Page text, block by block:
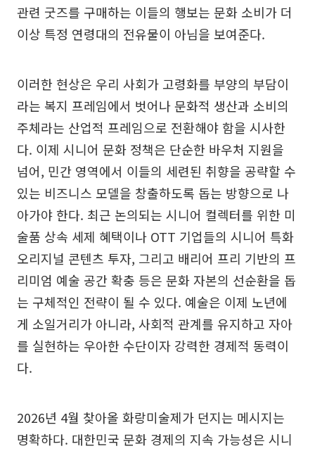
관련 굿즈를 구매하는 이들의 행보는 문화 소비가 더
이상 특정 연령대의 전유물이 아님을 보여준다.
이러한 현상은 우리 사회가 고령화를 부양의 부담이
라는 복지 프레임에서 벗어나 문화적 생산과 소비의
주체라는 산업적 프레임으로 전환해야 함을 시사한
다. 이제 시니어 문화 정책은 단순한 바우처 지원을
넘어, 민간 영역에서 이들의 세련된 취향을 공략할 수
있는 비즈니스 모델을 창출하도록 돕는 방향으로 나
아가야 한다. 최근 논의되는 시니어 컬렉터를 위한 미
술품 상속 세제 혜택이나 OTT 기업들의 시니어 특화
오리지널 콘텐츠 투자, 그리고 배리어 프리 기반의 프
리미엄 예술 공간 확충 등은 문화 자본의 선순환을 돕
는 구체적인 전략이 될 수 있다. 예술은 이제 노년에
게 소일거리가 아니라, 사회적 관계를 유지하고 자아
를 실현하는 우아한 수단이자 강력한 경제적 동력이
다.
2026년 4월 찾아올 화랑미술제가 던지는 메시지는
명확하다. 대한민국 문화 경제의 지속 가능성은 시니